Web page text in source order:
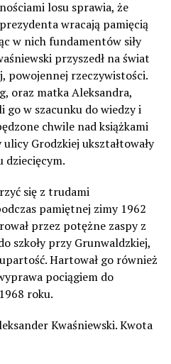
losu sprawia, że
wracają pamięcią
w nich fundamentów siły
przyszedł na świat
powojennej rzeczywistości.
oraz matka Aleksandra,
go w szacunku do wiedzy i
chwile nad książkami
Grodzkiej ukształtowały
dziecięcym.
się z trudami
pamiętnej zimy 1962
przez potężne zaspy z
szkoły przy Grunwaldzkiej,
Hartował go również
pociągiem do
roku.
Kwaśniewski. Kwota